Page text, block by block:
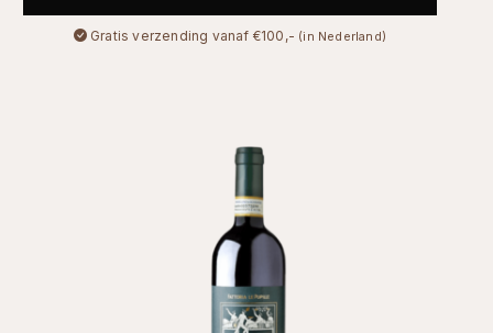
Gratis verzending vanaf €100,- (in Nederland)